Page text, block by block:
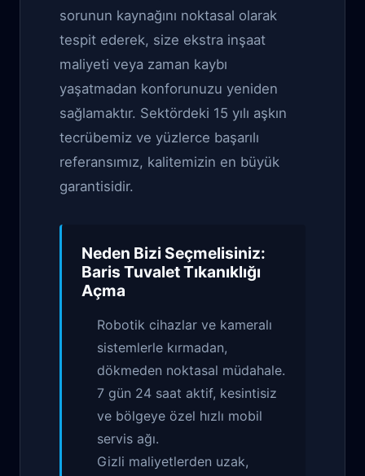
sorunun kaynağını noktasal olarak
tespit ederek, size ekstra inşaat
maliyeti veya zaman kaybı
yaşatmadan konforunuzu yeniden
sağlamaktır. Sektördeki 15 yılı aşkın
tecrübemiz ve yüzlerce başarılı
referansımız, kalitemizin en büyük
garantisidir.
Neden Bizi Seçmelisiniz:
Baris Tuvalet Tıkanıklığı
Açma
Robotik cihazlar ve kameralı
sistemlerle kırmadan,
dökmeden noktasal müdahale.
7 gün 24 saat aktif, kesintisiz
ve bölgeye özel hızlı mobil
servis ağı.
Gizli maliyetlerden uzak,